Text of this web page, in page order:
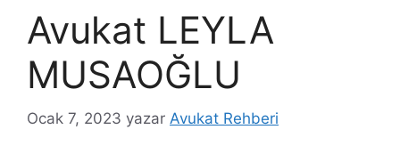
Avukat LEYLA
MUSAOĞLU
Ocak 7, 2023 yazar Avukat Rehberi